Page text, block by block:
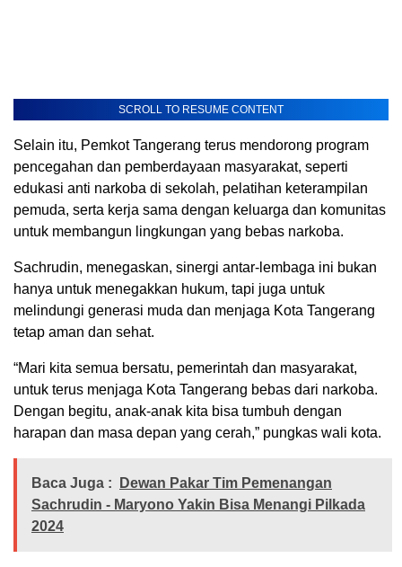
SCROLL TO RESUME CONTENT
Selain itu, Pemkot Tangerang terus mendorong program
pencegahan dan pemberdayaan masyarakat, seperti
edukasi anti narkoba di sekolah, pelatihan keterampilan
pemuda, serta kerja sama dengan keluarga dan komunitas
untuk membangun lingkungan yang bebas narkoba.
Sachrudin, menegaskan, sinergi antar-lembaga ini bukan
hanya untuk menegakkan hukum, tapi juga untuk
melindungi generasi muda dan menjaga Kota Tangerang
tetap aman dan sehat.
“Mari kita semua bersatu, pemerintah dan masyarakat,
untuk terus menjaga Kota Tangerang bebas dari narkoba.
Dengan begitu, anak-anak kita bisa tumbuh dengan
harapan dan masa depan yang cerah,” pungkas wali kota.
Baca Juga :
Dewan Pakar Tim Pemenangan
Sachrudin - Maryono Yakin Bisa Menangi Pilkada
2024